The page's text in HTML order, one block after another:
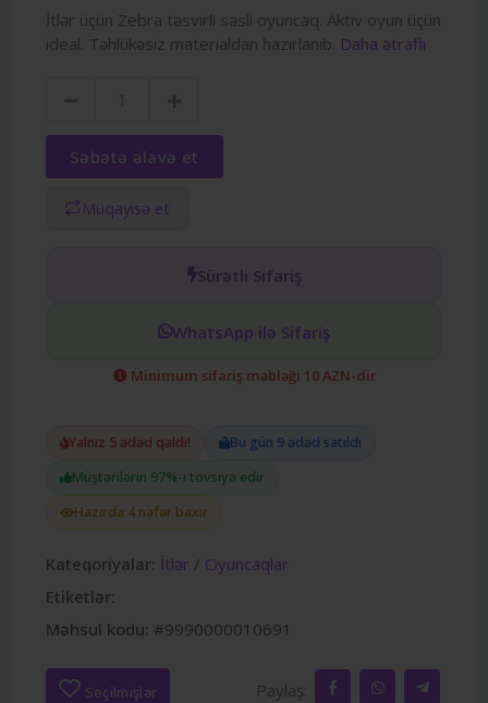
İtlər üçün Zebra təsvirli səsli oyuncaq. Aktiv oyun üçün
ideal. Təhlükəsiz materialdan hazırlanıb. Daha ətraflı
Səbətə əlavə et
Müqayisə et
Sürətli Sifariş
WhatsApp ilə Sifariş
Minimum sifariş məbləği 10 AZN-dir
Yalnız 5 ədəd qaldı!
Bu gün 9 ədəd satıldı
Müştərilərin 97%-i tövsiyə edir
Hazırda 4 nəfər baxır
Kateqoriyalar: İtlər / Oyuncaqlar
Etiketlər:
Məhsul kodu: #9990000010691
Seçilmişlər Paylaş: